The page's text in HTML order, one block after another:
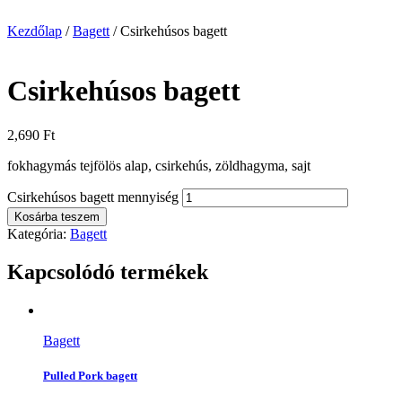
Kezdőlap /Bagett / Csirkehúsos bagett
Csirkehúsos bagett
2,690 Ft
fokhagymás tejfölös alap, csirkehús, zöldhagyma, sajt
Csirkehúsos bagett mennyiség
Kosárba teszem
Kategória: Bagett
Kapcsolódó termékek
Bagett
Pulled Pork bagett